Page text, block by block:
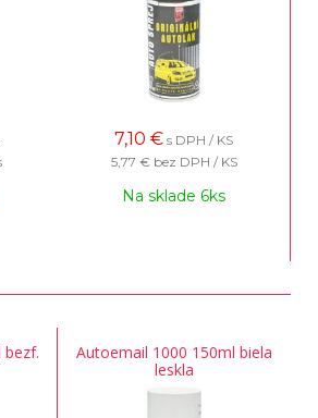
7,10 € s DPH / KS
5,77 € bez DPH / KS
Na sklade 6ks
Autoemail 1000 150ml biela
leskla